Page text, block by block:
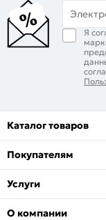
Я
Каталог товаров
Покупателям
Услуги
О компании